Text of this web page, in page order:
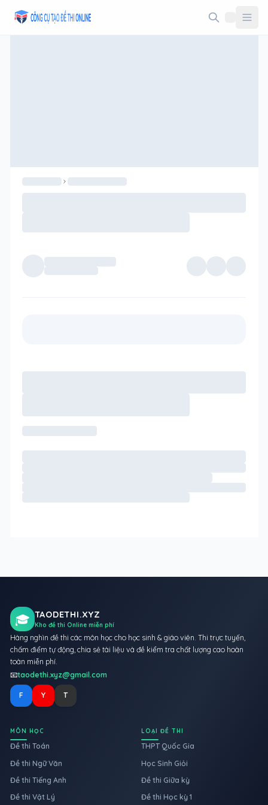
🎓 TAODETHI.XYZ
Kho đề thi Online miễn phí
Hàng nghìn đề thi các môn học cho học sinh & giáo viên. Thi trực tuyến,
chấm điểm tự động, chia sẻ tài liệu và đề kiểm tra chất lượng cao hoàn
toàn miễn phí.
📧taodethi.xyz@gmail.com
F Y T
MÔN HỌC
Đề thi Toán
Đề thi Ngữ Văn
Đề thi Tiếng Anh
Đề thi Vật Lý
LOẠI ĐỀ THI
THPT Quốc Gia
Học Sinh Giỏi
Đề thi Giữa kỳ
Đề thi Học kỳ 1